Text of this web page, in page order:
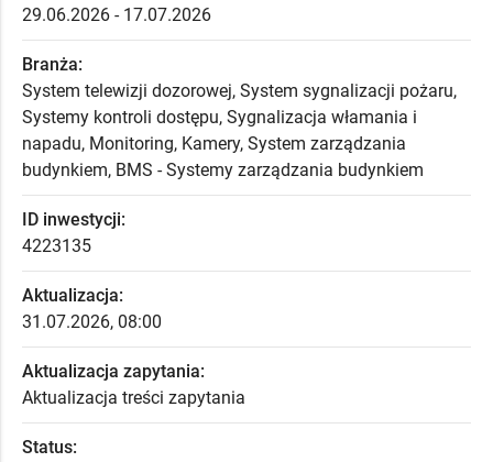
29.06.2026 - 17.07.2026
Branża:
System telewizji dozorowej, System sygnalizacji pożaru,
Systemy kontroli dostępu, Sygnalizacja włamania i
napadu, Monitoring, Kamery, System zarządzania
budynkiem, BMS - Systemy zarządzania budynkiem
ID inwestycji:
4223135
Aktualizacja:
31.07.2026, 08:00
Aktualizacja zapytania:
Aktualizacja treści zapytania
Status: